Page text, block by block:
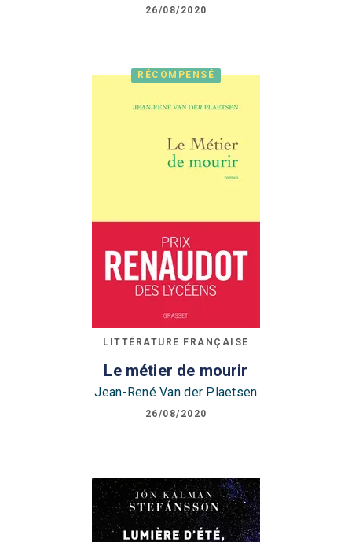
26/08/2020
RÉCOMPENSÉ
LITTÉRATURE FRANÇAISE
Le métier de mourir
Jean-René Van der Plaetsen
26/08/2020